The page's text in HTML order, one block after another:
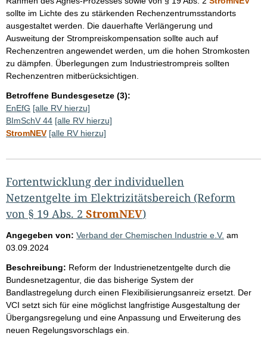
sollte im Lichte des zu stärkenden Rechenzentrumsstandorts
ausgestaltet werden. Die dauerhafte Verlängerung und
Ausweitung der Strompreiskompensation sollte auch auf
Rechenzentren angewendet werden, um die hohen Stromkosten
zu dämpfen. Überlegungen zum Industriestrompreis sollten
Rechenzentren mitberücksichtigen.
Betroffene Bundesgesetze (3):
EnEfG [alle RV hierzu]
BImSchV 44 [alle RV hierzu]
StromNEV [alle RV hierzu]
Fortentwicklung der individuellen
Netzentgelte im Elektrizitätsbereich (Reform
von § 19 Abs. 2 StromNEV)
Angegeben von: Verband der Chemischen Industrie e.V. am
03.09.2024
Beschreibung: Reform der Industrienetzentgelte durch die
Bundesnetzagentur, die das bisherige System der
Bandlastregelung durch einen Flexibilisierungsanreiz ersetzt. Der
VCI setzt sich für eine möglichst langfristige Ausgestaltung der
Übergangsregelung und eine Anpassung und Erweiterung des
neuen Regelungsvorschlags ein.